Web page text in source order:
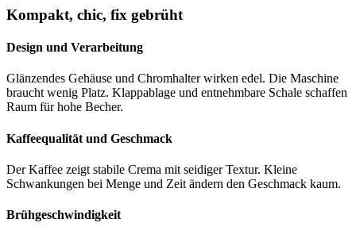
Kompakt, chic, fix gebrüht
Design und Verarbeitung
Glänzendes Gehäuse und Chromhalter wirken edel. Die Maschine
braucht wenig Platz. Klappablage und entnehmbare Schale schaffen
Raum für hohe Becher.
Kaffeequalität und Geschmack
Der Kaffee zeigt stabile Crema mit seidiger Textur. Kleine
Schwankungen bei Menge und Zeit ändern den Geschmack kaum.
Brühgeschwindigkeit